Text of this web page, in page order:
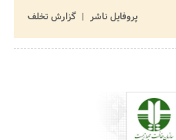
پروفایل ناشر
گزارش تخلف